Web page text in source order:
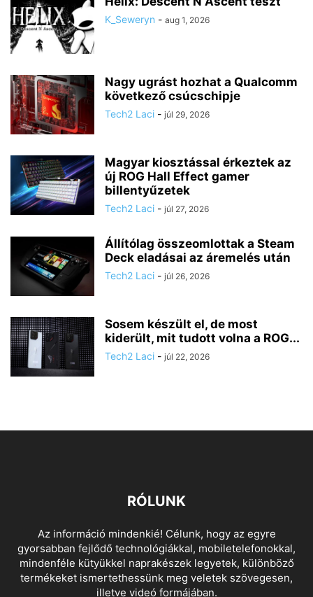
K_Seweryn - aug 1, 2026
Nagy ugrást hozhat a Qualcomm
következő csúcschipje
Tech2 Laci - júl 29, 2026
Magyar kiosztással érkeztek az
új ROG Hall Effect gamer
billentyűzetek
Tech2 Laci - júl 27, 2026
Állítólag összeomlottak a Steam
Deck eladásai az áremelés után
Tech2 Laci - júl 26, 2026
Sosem készült el, de most
kiderült, mit tudott volna a ROG...
Tech2 Laci - júl 22, 2026
RÓLUNK
Az információ mindenkié! Célunk, hogy az egyre
gyorsabban fejlődő technológiákkal, mobiletelefonokkal,
mindenféle kütyükkel naprakészek legyetek, különböző
termékeket ismertethessünk meg veletek szövegesen,
illetve videó formájában.